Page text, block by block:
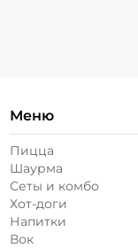
Меню
Пицца
Шаурма
Сеты и комбо
Хот-доги
Напитки
Вок